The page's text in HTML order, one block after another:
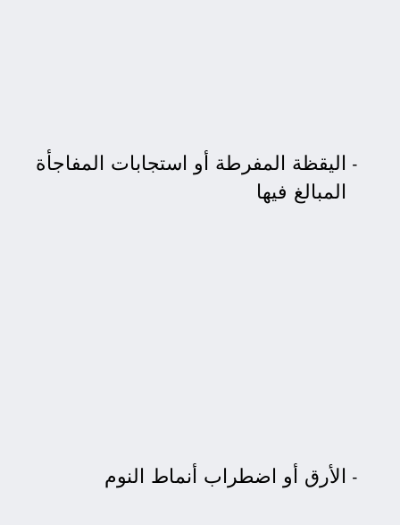
اليقظة المفرطة أو استجابات المفاجأة
المبالغ فيها
الأرق أو اضطراب أنماط النوم